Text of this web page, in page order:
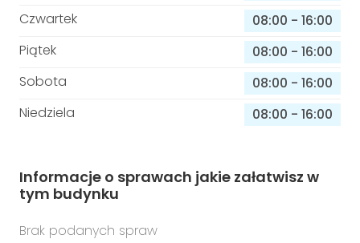
Czwartek
08:00 - 16:00
Piątek
08:00 - 16:00
Sobota
08:00 - 16:00
Niedziela
08:00 - 16:00
Informacje o sprawach jakie załatwisz w
tym budynku
Brak podanych spraw